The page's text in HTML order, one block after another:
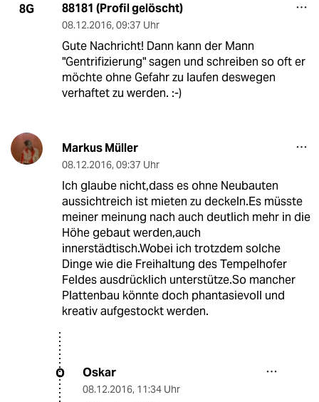
8G 88181 (Profil gelöscht)
08.12.2016, 09:37 Uhr
Gute Nachricht! Dann kann der Mann
"Gentrifizierung" sagen und schreiben so oft er
möchte ohne Gefahr zu laufen deswegen
verhaftet zu werden. :-)
Markus Müller
08.12.2016, 09:37 Uhr
Ich glaube nicht,dass es ohne Neubauten
aussichtreich ist mieten zu deckeln.Es müsste
meiner meinung nach auch deutlich mehr in die
Höhe gebaut werden,auch
innerstädtisch.Wobei ich trotzdem solche
Dinge wie die Freihaltung des Tempelhofer
Feldes ausdrücklich unterstütze.So mancher
Plattenbau könnte doch phantasievoll und
kreativ aufgestockt werden.
O Oskar
08.12.2016, 11:34 Uhr